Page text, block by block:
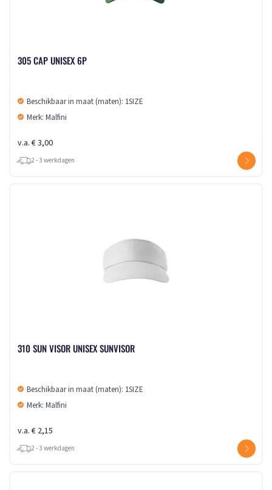
305 CAP UNISEX 6P
Beschikbaar in maat (maten): 1SIZE
Merk: Malfini
v.a. € 3,00
2 - 3 werkdagen
310 SUN VISOR UNISEX SUNVISOR
Beschikbaar in maat (maten): 1SIZE
Merk: Malfini
v.a. € 2,15
2 - 3 werkdagen